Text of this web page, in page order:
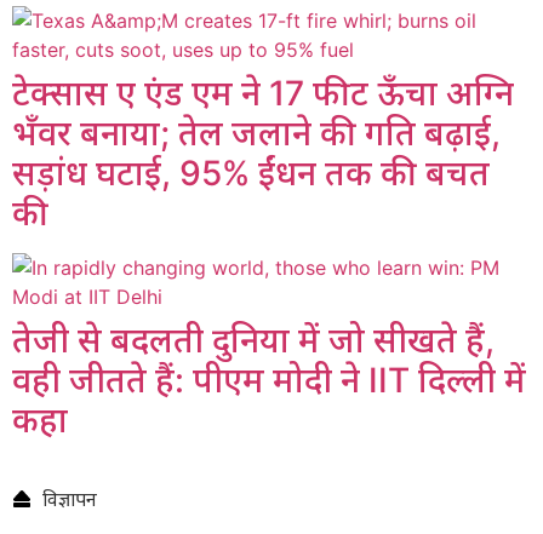
टेक्सास ए एंड एम ने 17 फीट ऊँचा अग्नि
भँवर बनाया; तेल जलाने की गति बढ़ाई,
सड़ांध घटाई, 95% ईंधन तक की बचत
की
तेजी से बदलती दुनिया में जो सीखते हैं,
वही जीतते हैं: पीएम मोदी ने IIT दिल्ली में
कहा
विज्ञापन